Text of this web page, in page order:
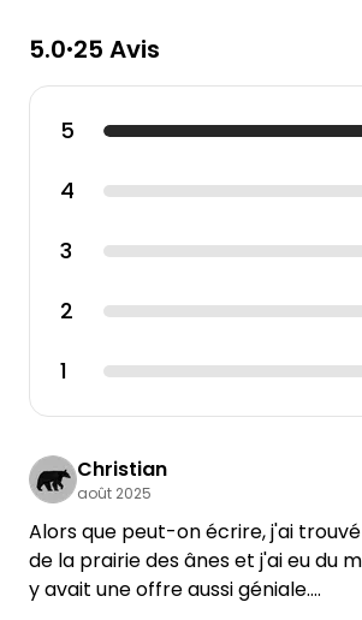
5.0•25 Avis
5
4
3
2
1
Christian
août 2025
Alors que peut-on écrire, j'ai
de la prairie des ânes et j'ai eu du
y avait une offre aussi géniale.